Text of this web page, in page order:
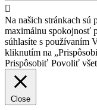

Na našich stránkach sú
maximálnu spokojnosť
súhlasíte s používaním
kliknutím na
Prispôsobiť Povoliť
Close